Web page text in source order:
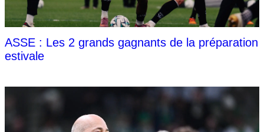
ASSE : Les 2 grands gagnants de la préparation
estivale